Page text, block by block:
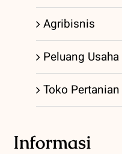
Agribisnis
Peluang Usaha
Toko Pertanian
Informasi